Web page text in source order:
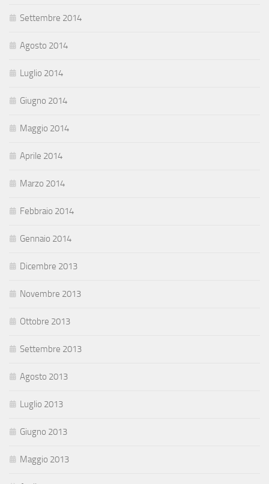
Settembre 2014
Agosto 2014
Luglio 2014
Giugno 2014
Maggio 2014
Aprile 2014
Marzo 2014
Febbraio 2014
Gennaio 2014
Dicembre 2013
Novembre 2013
Ottobre 2013
Settembre 2013
Agosto 2013
Luglio 2013
Giugno 2013
Maggio 2013